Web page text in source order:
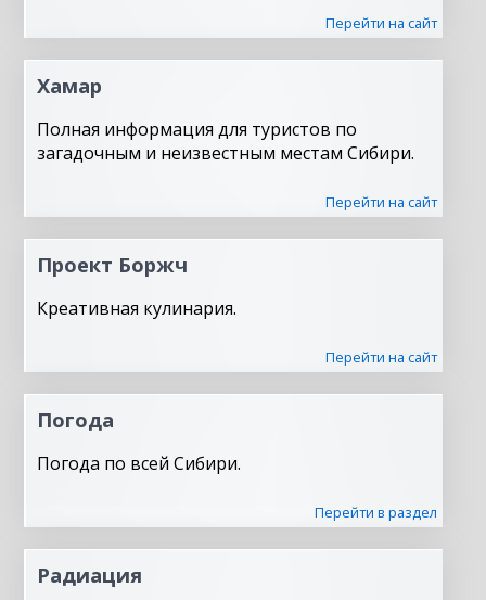
Перейти на сайт
Хамар
Полная информация для туристов по
загадочным и неизвестным местам Сибири.
Перейти на сайт
Проект Боржч
Креативная кулинария.
Перейти на сайт
Погода
Погода по всей Сибири.
Перейти в раздел
Радиация